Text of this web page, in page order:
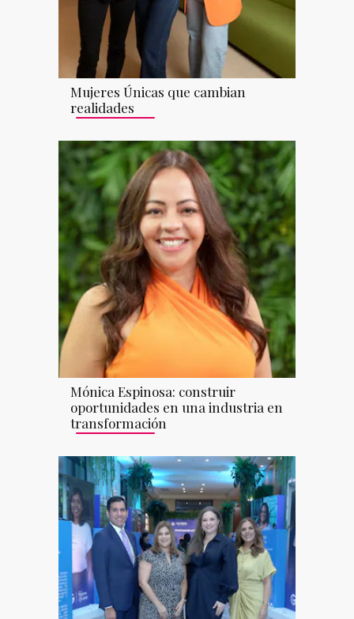
Mujeres Únicas que cambian
realidades
Mónica Espinosa: construir
oportunidades en una industria en
transformación